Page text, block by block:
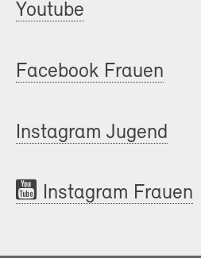
Youtube
Facebook Frauen
Instagram Jugend
Instagram Frauen